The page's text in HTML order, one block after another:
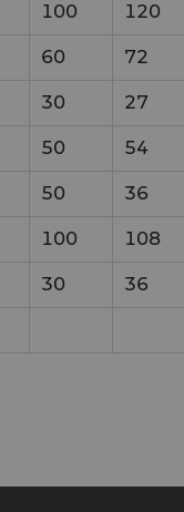
100 120
60 72
30 27
50 54
50 36
100 108
30 36